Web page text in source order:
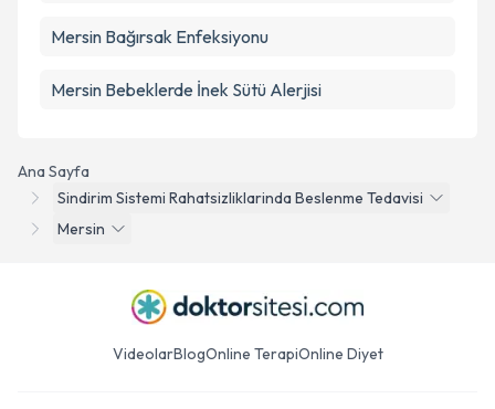
Ana Sayfa
Sindirim Sistemi Rahatsizliklarinda Beslenme Tedavisi
Mersin
Mersin Bağırsak Enfeksiyonu
Mersin Bebeklerde İnek Sütü Alerjisi
VideolarBlogOnline TerapiOnline Diyet